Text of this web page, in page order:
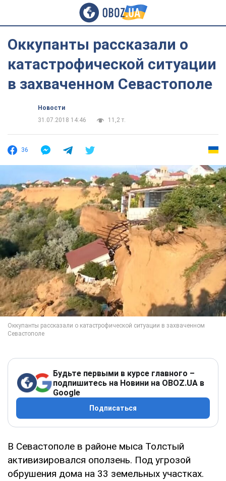
Оккупанты рассказали о
катастрофической ситуации
в захваченном Севастополе
Новости
31.07.2018 14:46
11,2 т.
36
Будьте первыми в курсе главного –
подпишитесь на Новини на OBOZ.UA в
Google
Подписаться
В Севастополе в районе мыса Толстый
активизировался оползень. Под угрозой
обрушения дома на 33 земельных участках.